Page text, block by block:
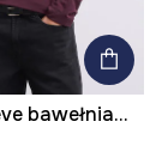
Longsleeve bawełniany męski z domieszką elastanu gładki kolor bordowy